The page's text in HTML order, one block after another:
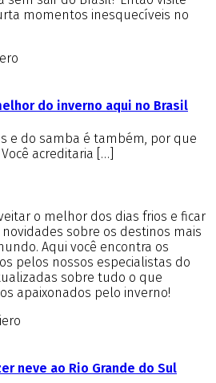
momentos inesquecíveis no
do inverno aqui no Brasil
e do samba é também, por que
acreditaria […]
o melhor dos dias frios e ficar
sobre os destinos mais
Aqui você encontra os
pelos nossos especialistas do
sobre tudo o que
apaixonados pelo inverno!
neve ao Rio Grande do Sul